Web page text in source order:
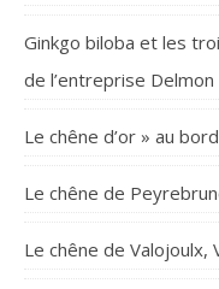
Ginkgo biloba et les
de l’entreprise
Le chêne d’or » au
Le chêne de
Le chêne de Valojoulx,